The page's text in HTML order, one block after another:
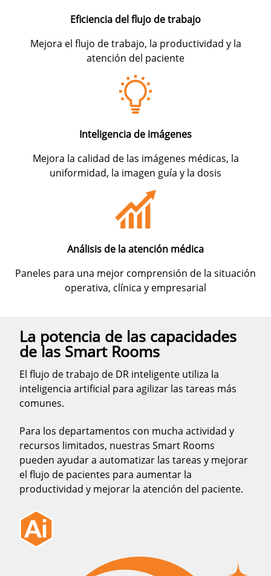
Eficiencia del flujo de trabajo
Mejora el flujo de trabajo, la productividad y la
atención del paciente
Inteligencia de imágenes
Mejora la calidad de las imágenes médicas, la
uniformidad, la imagen guía y la dosis
Análisis de la atención médica
Paneles para una mejor comprensión de la situación
operativa, clínica y empresarial
La potencia de las capacidades
de las Smart Rooms
El flujo de trabajo de DR inteligente utiliza la
inteligencia artificial para agilizar las tareas más
comunes.
Para los departamentos con mucha actividad y
recursos limitados, nuestras Smart Rooms
pueden ayudar a automatizar las tareas y mejorar
el flujo de pacientes para aumentar la
productividad y mejorar la atención del paciente.